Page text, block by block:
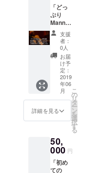
葉) (別
途料金
でボー
ト釣り
も可) 人
数/マン
ツーマ
ンorグ
ループ
(1回4人
まで) 時
間/6:00
～18:00
の中で6
月中の
平日or
「どっ
ぷり
Mannie
」
Mannie
ライブ
の年間
フリー
パス!
2019.06
.01〜
2020.05
.31まで
の 1年
間有効
通して
ね☺︎
支援
者：
0人
お届
け予
定：
2019
年06
月
詳細を見る
こ
の
リ
タ
ー
ン
を
選
択
す
る
50,
000 円
「初め
ての